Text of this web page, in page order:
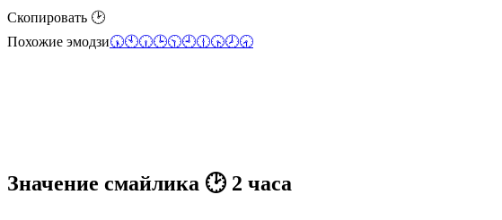
Скопировать 🕑
Похожие эмодзи🕠🕙🕡🕒🕥🕘🕧🕟🕗🕣
Значение смайлика 🕑 2 часа